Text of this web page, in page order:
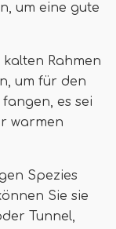
um eine gute
Rahmen
um für den
es sei
warmen
Spezies
Sie sie
Tunnel,